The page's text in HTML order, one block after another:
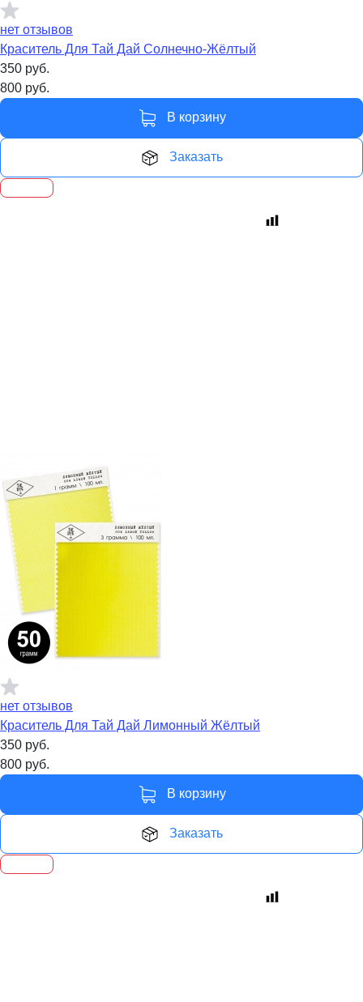
нет отзывов
Краситель Для Тай Дай Солнечно-Жёлтый
350 руб.
800 руб.
В корзину
Заказать
нет отзывов
Краситель Для Тай Дай Лимонный Жёлтый
350 руб.
800 руб.
В корзину
Заказать